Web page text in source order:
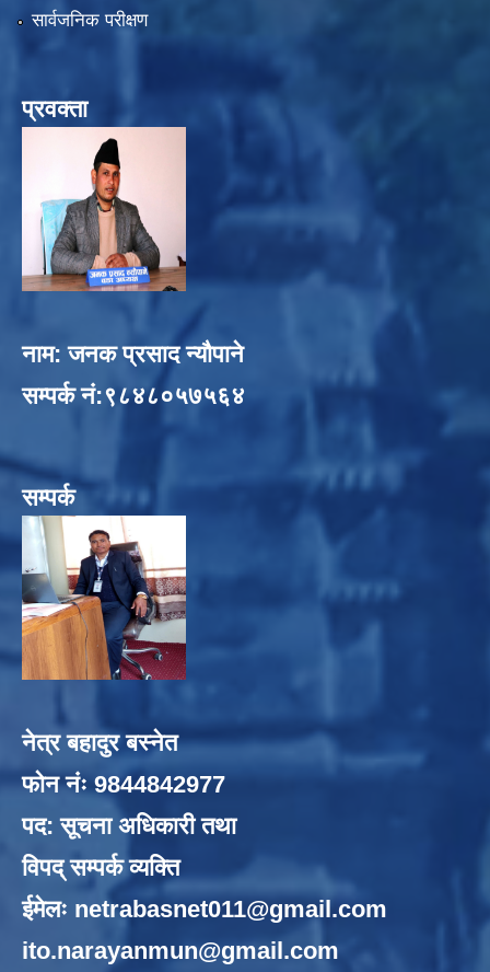
सार्वजनिक परीक्षण
प्रवक्ता
नाम: जनक प्रसाद न्यौपाने
सम्पर्क नं:९८४८०५७५६४
सम्पर्क
नेत्र बहादुर बस्नेत
फोन नंः 9844842977
पद: सूचना अधिकारी तथा
विपद् सम्पर्क व्यक्ति
ईमेलः netrabasnet011@gmail.com
ito.narayanmun@gmail.com